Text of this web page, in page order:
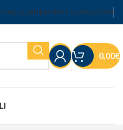
E RECESSITERMINI E CONDIZIONI
0,00€